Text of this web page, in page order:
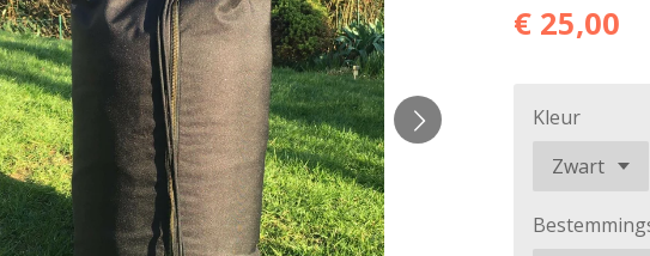
€ 25,00
Kleur